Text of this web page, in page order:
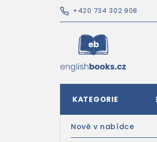
+420 734 302 908
KATEGORIE
Nově v nabídce